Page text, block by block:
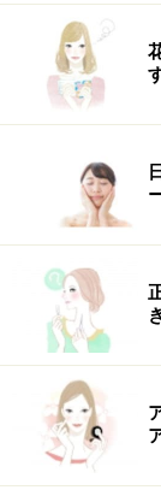
（４）手のひ
植物の薬効成
てオススメ！
Step3 保
オイル